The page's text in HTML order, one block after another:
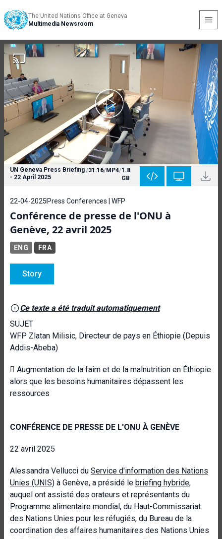
The United Nations Office at Geneva
Multimedia Newsroom
UN Geneva Press Briefing
- 22 April 2025
/31:16/MP4/1.8
GB
22-04-2025 Press Conferences | WFP
Conférence de presse de l'ONU à
Genève, 22 avril 2025
ENG FRA
Story
Ce texte a été traduit automatiquement
SUJET
WFP Zlatan Milisic, Directeur de pays en Éthiopie (Depuis
Addis-Abeba)
 Augmentation de la faim et de la malnutrition en Éthiopie
alors que les besoins humanitaires dépassent les
ressources
CONFÉRENCE DE PRESSE DE L'ONU À GENÈVE
22 avril 2025
Alessandra Vellucci du Service d'information des Nations
Unies (UNIS) à Genève, a présidé le briefing hybride,
auquel ont assisté des orateurs et représentants du
Programme alimentaire mondial, du Haut-Commissariat
des Nations Unies pour les réfugiés, du Bureau de la
coordination des affaires humanitaires des Nations Unies